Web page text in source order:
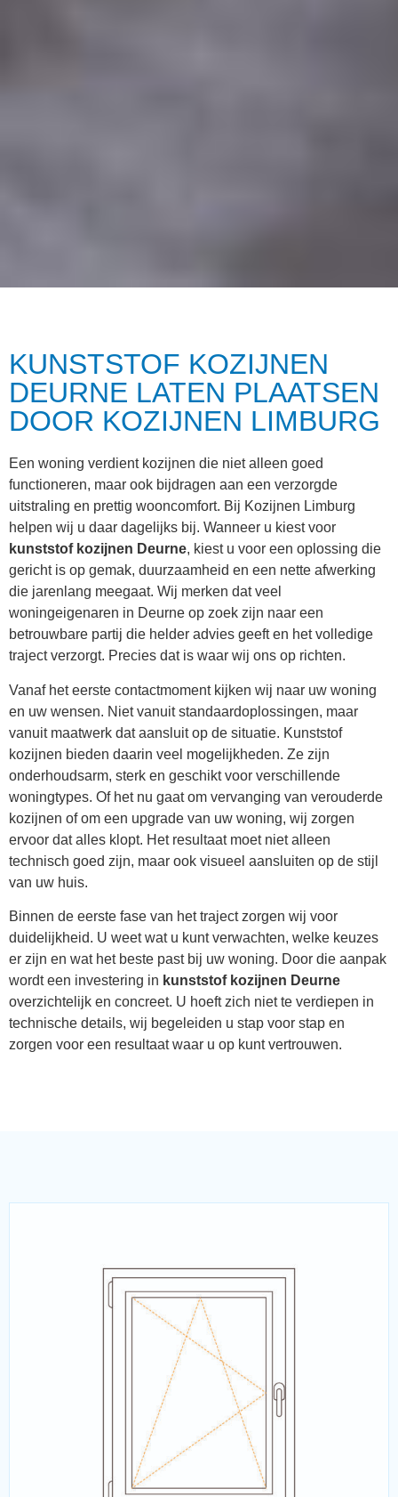
KUNSTSTOF KOZIJNEN
DEURNE LATEN PLAATSEN
DOOR KOZIJNEN LIMBURG
Een woning verdient kozijnen die niet alleen goed
functioneren, maar ook bijdragen aan een verzorgde
uitstraling en prettig wooncomfort. Bij Kozijnen Limburg
helpen wij u daar dagelijks bij. Wanneer u kiest voor
kunststof kozijnen Deurne, kiest u voor een oplossing die
gericht is op gemak, duurzaamheid en een nette afwerking
die jarenlang meegaat. Wij merken dat veel
woningeigenaren in Deurne op zoek zijn naar een
betrouwbare partij die helder advies geeft en het volledige
traject verzorgt. Precies dat is waar wij ons op richten.
Vanaf het eerste contactmoment kijken wij naar uw woning
en uw wensen. Niet vanuit standaardoplossingen, maar
vanuit maatwerk dat aansluit op de situatie. Kunststof
kozijnen bieden daarin veel mogelijkheden. Ze zijn
onderhoudsarm, sterk en geschikt voor verschillende
woningtypes. Of het nu gaat om vervanging van verouderde
kozijnen of om een upgrade van uw woning, wij zorgen
ervoor dat alles klopt. Het resultaat moet niet alleen
technisch goed zijn, maar ook visueel aansluiten op de stijl
van uw huis.
Binnen de eerste fase van het traject zorgen wij voor
duidelijkheid. U weet wat u kunt verwachten, welke keuzes
er zijn en wat het beste past bij uw woning. Door die aanpak
wordt een investering in kunststof kozijnen Deurne
overzichtelijk en concreet. U hoeft zich niet te verdiepen in
technische details, wij begeleiden u stap voor stap en
zorgen voor een resultaat waar u op kunt vertrouwen.